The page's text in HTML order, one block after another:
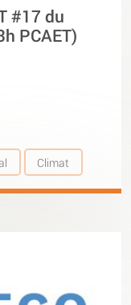
#17 du
PCAET)
Climat